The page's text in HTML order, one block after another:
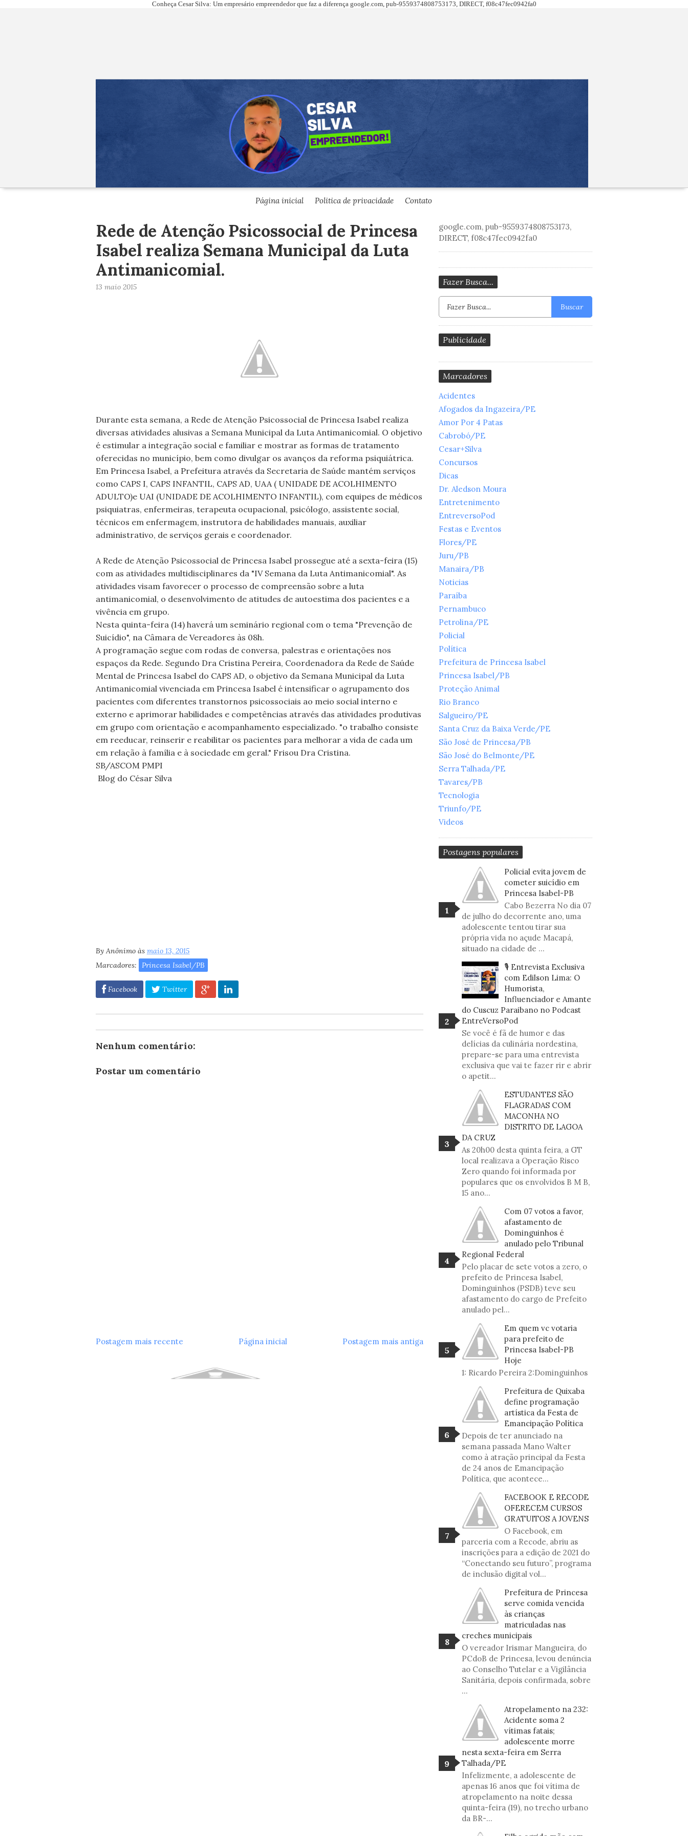
Conheça Cesar Silva: Um empresário empreendedor que faz a diferença google.com, pub-9559374808753173, DIRECT, f08c47fec0942fa0
Página inicial Politica de privacidade Contato
Rede de Atenção Psicossocial de Princesa
Isabel realiza Semana Municipal da Luta
Antimanicomial.
13 maio 2015
Durante esta semana, a Rede de Atenção Psicossocial de Princesa Isabel realiza
diversas atividades alusivas a Semana Municipal da Luta Antimanicomial. O objetivo
é estimular a integração social e familiar e mostrar as formas de tratamento
oferecidas no município, bem como divulgar os avanços da reforma psiquiátrica.
Em Princesa Isabel, a Prefeitura através da Secretaria de Saúde mantém serviços
como CAPS I, CAPS INFANTIL, CAPS AD, UAA ( UNIDADE DE ACOLHIMENTO
ADULTO)e UAI (UNIDADE DE ACOLHIMENTO INFANTIL), com equipes de médicos
psiquiatras, enfermeiras, terapeuta ocupacional, psicólogo, assistente social,
técnicos em enfermagem, instrutora de habilidades manuais, auxiliar
administrativo, de serviços gerais e coordenador.
A Rede de Atenção Psicossocial de Princesa Isabel prossegue até a sexta-feira (15)
com as atividades multidisciplinares da "IV Semana da Luta Antimanicomial". As
atividades visam favorecer o processo de compreensão sobre a luta
antimanicomial, o desenvolvimento de atitudes de autoestima dos pacientes e a
vivência em grupo.
Nesta quinta-feira (14) haverá um seminário regional com o tema "Prevenção de
Suicídio", na Câmara de Vereadores às 08h.
A programação segue com rodas de conversa, palestras e orientações nos
espaços da Rede. Segundo Dra Cristina Pereira, Coordenadora da Rede de Saúde
Mental de Princesa Isabel do CAPS AD, o objetivo da Semana Municipal da Luta
Antimanicomial vivenciada em Princesa Isabel é intensificar o agrupamento dos
pacientes com diferentes transtornos psicossociais ao meio social interno e
externo e aprimorar habilidades e competências através das atividades produtivas
em grupo com orientação e acompanhamento especializado. "o trabalho consiste
em reeducar, reinserir e reabilitar os pacientes para melhorar a vida de cada um
em relação à família e à sociedade em geral." Frisou Dra Cristina.
SB/ASCOM PMPI
Blog do César Silva
By Anônimo às maio 13, 2015
Marcadores:
Princesa Isabel/PB
Facebook Twitter
Nenhum comentário:
Postar um comentário
Postagem mais recente Postagem mais antiga
Página inicial
google.com, pub-9559374808753173,
DIRECT, f08c47fec0942fa0
Fazer Busca...
Buscar
Publicidade
Marcadores
Acidentes
Afogados da Ingazeira/PE
Amor Por 4 Patas
Cabrobó/PE
Cesar+Silva
Concursos
Dicas
Dr. Aledson Moura
Entretenimento
EntreversoPod
Festas e Eventos
Flores/PE
Juru/PB
Manaira/PB
Noticias
Paraíba
Pernambuco
Petrolina/PE
Policial
Política
Prefeitura de Princesa Isabel
Princesa Isabel/PB
Proteção Animal
Rio Branco
Salgueiro/PE
Santa Cruz da Baixa Verde/PE
São José de Princesa/PB
São José do Belmonte/PE
Serra Talhada/PE
Tavares/PB
Tecnologia
Triunfo/PE
Videos
Postagens populares
Policial evita jovem de
cometer suicídio em
Princesa Isabel-PB
Cabo Bezerra No dia 07
de julho do decorrente ano, uma
adolescente tentou tirar sua
própria vida no açude Macapá,
situado na cidade de ...
🎙️ Entrevista Exclusiva
com Edilson Lima: O
Humorista,
Influenciador e Amante
do Cuscuz Paraibano no Podcast
EntreVersoPod
Se você é fã de humor e das
delícias da culinária nordestina,
prepare-se para uma entrevista
exclusiva que vai te fazer rir e abrir
o apetit...
ESTUDANTES SÃO
FLAGRADAS COM
MACONHA NO
DISTRITO DE LAGOA
DA CRUZ
As 20h00 desta quinta feira, a GT
local realizava a Operação Risco
Zero quando foi informada por
populares que os envolvidos B M B,
15 ano...
Com 07 votos a favor,
afastamento de
Dominguinhos é
anulado pelo Tribunal
Regional Federal
Pelo placar de sete votos a zero, o
prefeito de Princesa Isabel,
Dominguinhos (PSDB) teve seu
afastamento do cargo de Prefeito
anulado pel...
Em quem vc votaria
para prefeito de
Princesa Isabel-PB
Hoje
1: Ricardo Pereira 2:Dominguinhos
Prefeitura de Quixaba
define programação
artística da Festa de
Emancipação Política
Depois de ter anunciado na
semana passada Mano Walter
como à atração principal da Festa
de 24 anos de Emancipação
Política, que acontece...
FACEBOOK E RECODE
OFERECEM CURSOS
GRATUITOS A JOVENS
O Facebook, em
parceria com a Recode, abriu as
inscrições para a edição de 2021 do
“Conectando seu futuro”, programa
de inclusão digital vol...
Prefeitura de Princesa
serve comida vencida
às crianças
matriculadas nas
creches municipais
O vereador Irismar Mangueira, do
PCdoB de Princesa, levou denúncia
ao Conselho Tutelar e a Vigilância
Sanitária, depois confirmada, sobre
...
Atropelamento na 232:
Acidente soma 2
vítimas fatais;
adolescente morre
nesta sexta-feira em Serra
Talhada/PE
Infelizmente, a adolescente de
apenas 16 anos que foi vítima de
atropelamento na noite dessa
quinta-feira (19), no trecho urbano
da BR-...